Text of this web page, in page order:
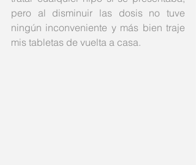
pero al disminuir las dosis no tuve
ningún inconveniente y más bien traje
mis tabletas de vuelta a casa.